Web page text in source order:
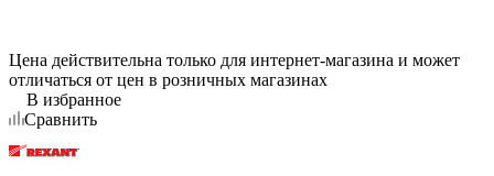
Цена действительна только для интернет-магазина и может
отличаться от цен в розничных магазинах
В избранное
Сравнить